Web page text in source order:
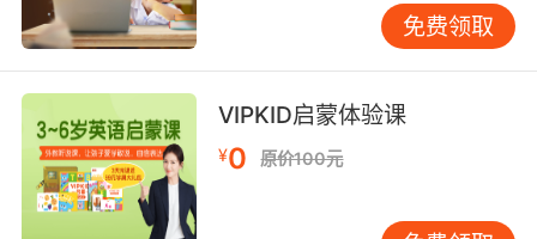
天才小子 被你说得听起来更复杂了
9. brainiac didn't travel through time to
launch this attack.
布莱尼亚克没有穿越时空来发动攻击
10. brainiac doesn't want his collection to
免费领取
VIPKID启蒙体验课
¥0 原价100元